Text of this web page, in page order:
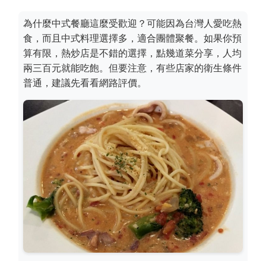
為什麼中式餐廳這麼受歡迎？可能因為台灣人愛吃熱
食，而且中式料理選擇多，適合團體聚餐。如果你預
算有限，熱炒店是不錯的選擇，點幾道菜分享，人均
兩三百元就能吃飽。但要注意，有些店家的衛生條件
普通，建議先看看網路評價。